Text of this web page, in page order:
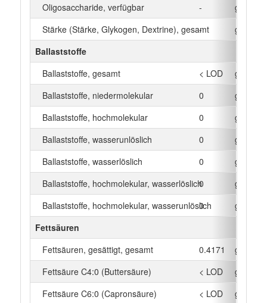
Oligosaccharide, verfügbar
-
g
Stärke (Stärke, Glykogen, Dextrine), gesamt
-
g
Ballaststoffe
Ballaststoffe, gesamt
< LOD
g
Ballaststoffe, niedermolekular
0
g
Ballaststoffe, hochmolekular
0
g
Ballaststoffe, wasserunlöslich
0
g
Ballaststoffe, wasserlöslich
0
g
Ballaststoffe, hochmolekular, wasserlöslich0
g
Ballaststoffe, hochmolekular, wasserunlöslich
0
g
Fettsäuren
Fettsäuren, gesättigt, gesamt
0.4171
g
Fettsäure C4:0 (Buttersäure)
< LOD
g
Fettsäure C6:0 (Capronsäure)
< LOD g